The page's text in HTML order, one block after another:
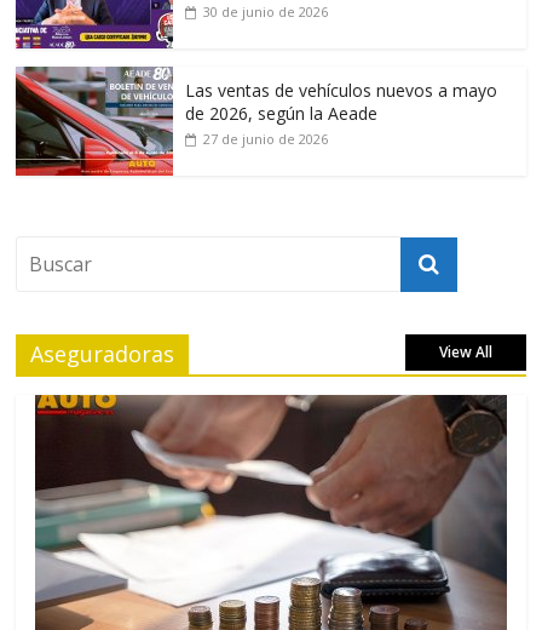
30 de junio de 2026
Las ventas de vehículos nuevos a mayo
de 2026, según la Aeade
27 de junio de 2026
Aseguradoras View All